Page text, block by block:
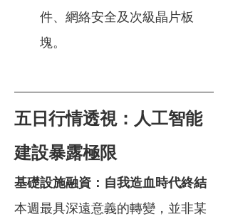
件、網絡安全及次級晶片板
塊。
五日行情透視：人工智能
建設暴露極限
基礎設施融資：自我造血時代終結
本週最具深遠意義的轉變，並非某